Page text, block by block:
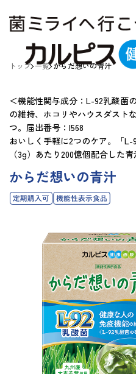
トップ 一覧 からだ想いの青汁
＜機能性関与成分：L-92乳酸菌
の維持、ホコリやハウスダスト
つ。届出番号：I568
おいしく手軽に2つのケア。「
（3g）あたり200億個配合した青
からだ想いの青汁